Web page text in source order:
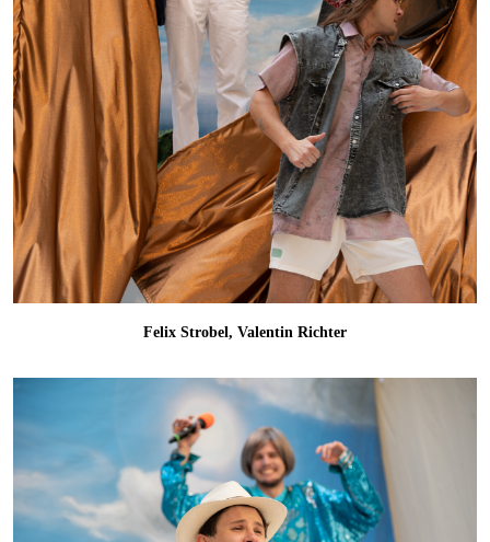
Felix Strobel, Valentin Richter